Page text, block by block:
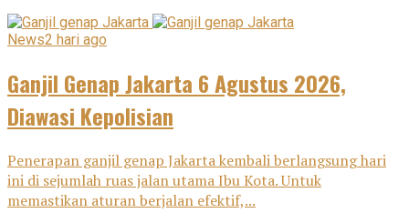
News2 hari ago
Ganjil Genap Jakarta 6 Agustus 2026,
Diawasi Kepolisian
Penerapan ganjil genap Jakarta kembali berlangsung hari
ini di sejumlah ruas jalan utama Ibu Kota. Untuk
memastikan aturan berjalan efektif,...